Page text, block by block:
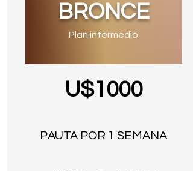
BRONCE
Plan intermedio
U$1000
PAUTA POR 1 SEMANA